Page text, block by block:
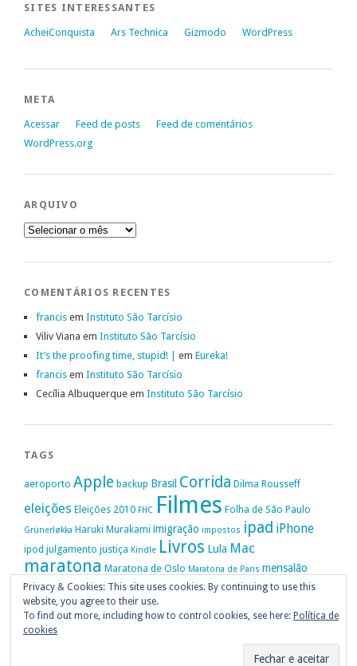
SITES INTERESSANTES
AcheiConquista Ars Technica Gizmodo WordPress
META
Acessar Feed de posts
Feed de comentários
WordPress.org
ARQUIVO
Arquivo
COMENTÁRIOS RECENTES
francis em Instituto São Tarcísio
Viliv Viana em Instituto São Tarcísio
It’s the proofing time, stupid! | em Eureka!
francis em Instituto São Tarcísio
Cecília Albuquerque em Instituto São Tarcísio
TAGS
aeroporto Apple backup Brasil Corrida Dilma Rousseff
eleições Eleições 2010 FHC Filmes Folha de São Paulo
Grünerløkka Haruki Murakami imigração impostos ipad iPhone
ipod julgamento justiça Kindle Livros Lula Mac
maratona Maratona de Oslo Maratona de Paris mensalão
movimento passe livre música nike Noruega OAB OiOsloPolítica
Portugal Privacidade protestos PT
Vitória da Conquista
Privacy & Cookies: This site uses cookies. By continuing to use this
website, you agree to their use.
To find out more, including how to control cookies, see here: Política de
cookies